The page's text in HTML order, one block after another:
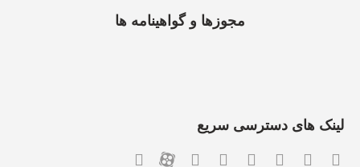
مجوزها و گواهینامه ها
لینک های دسترسی سریع